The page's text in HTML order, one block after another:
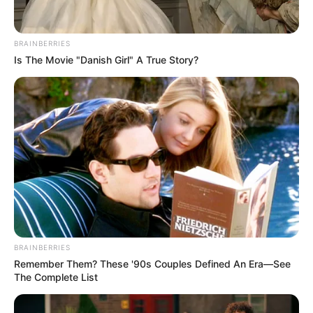
presencia de las disidencias de Calarcá”,
y agregó que la
acción de la Fuerza Pública en esta zona del
departamento es legítima y necesaria para tomar el
control y evitar nuevos desplazamientos forzados.
BRAINBERRIES
Is The Movie "Danish Girl" A True Story?
BRAINBERRIES
Remember Them? These '90s Couples Defined An Era—See
The Complete List